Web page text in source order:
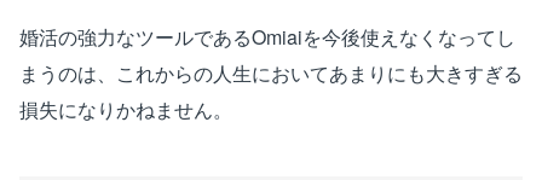
婚活の強力なツールであるOmiaiを今後使えなくなってし
まうのは、これからの人生においてあまりにも大きすぎる
損失になりかねません。